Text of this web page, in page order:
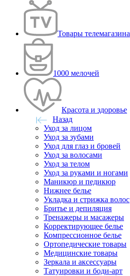
Товары телемагазина
1000 мелочей
Красота и здоровье
Назад
Уход за лицом
Уход за зубами
Уход для глаз и бровей
Уход за волосами
Уход за телом
Уход за руками и ногами
Маникюр и педикюр
Нижнее белье
Укладка и стрижка волос
Бритье и депиляция
Тренажеры и масажеры
Корректирующее белье
Компрессионное белье
Ортопедические товары
Медицинские товары
Зеркала и аксессуары
Татуировки и боди-арт